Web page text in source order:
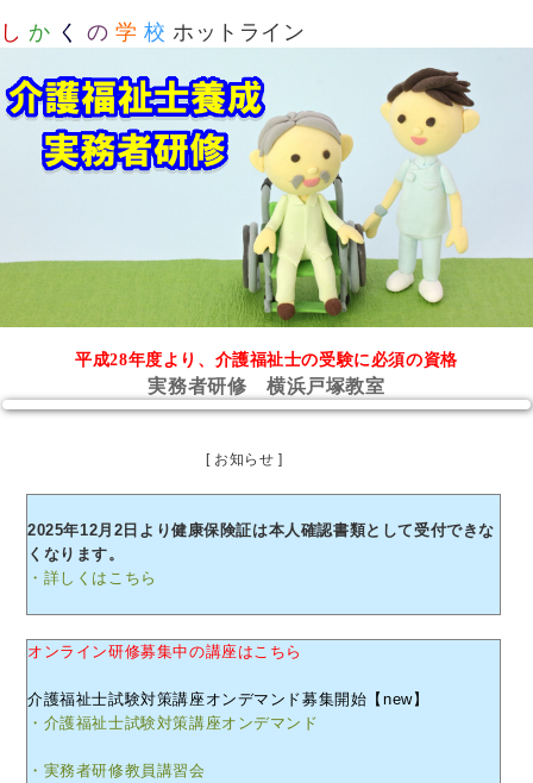
し か く の 学 校 ホットライン
平成28年度より、介護福祉士の受験に必須の資格
実務者研修 横浜戸塚教室
[ お知らせ ]
2025年12月2日より健康保険証は本人確認書類として受付できな
くなります。
・詳しくはこちら
オンライン研修募集中の講座はこちら
介護福祉士試験対策講座オンデマンド募集開始【new】
・介護福祉士試験対策講座オンデマンド
・実務者研修教員講習会